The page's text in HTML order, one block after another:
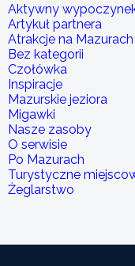
Aktywny
Artykuł partnera
Atrakcje na Mazurach
Bez kategorii
Czołówka
Inspiracje
Mazurskie jeziora
Migawki
Nasze zasoby
O serwisie
Po Mazurach
Turystyczne
Żeglarstwo